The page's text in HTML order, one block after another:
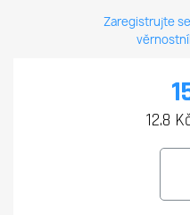
Zaregistrujte
12.8